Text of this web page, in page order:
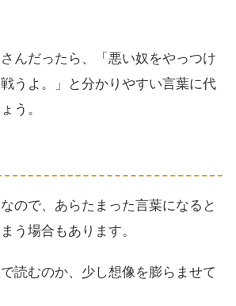
んだったら、「悪い奴をやっつけ
うよ。」と分かりやすい言葉に代
う。
ので、あらたまった言葉になると
う場合もあります。
読むのか、少し想像を膨らませて